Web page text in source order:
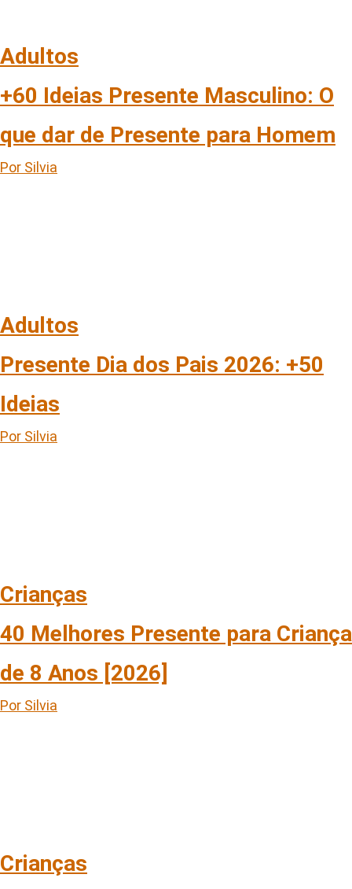
Adultos
+60 Ideias Presente Masculino: O
que dar de Presente para Homem
Por Silvia
Adultos
Presente Dia dos Pais 2026: +50
Ideias
Por Silvia
Crianças
40 Melhores Presente para Criança
de 8 Anos [2026]
Por Silvia
Crianças